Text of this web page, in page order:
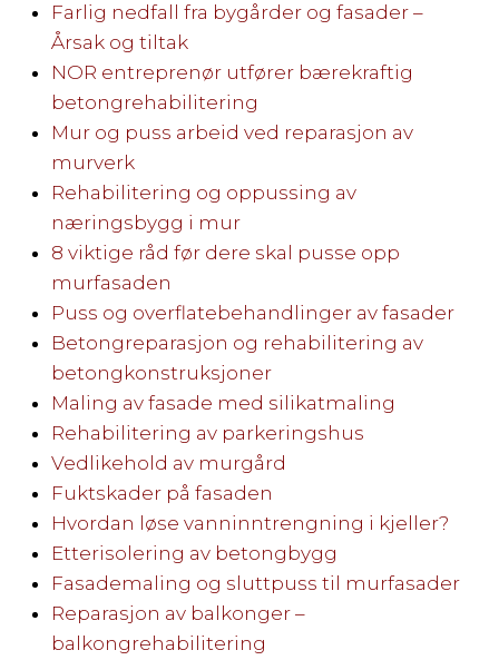
Farlig nedfall fra bygårder og fasader –
Årsak og tiltak
NOR entreprenør utfører bærekraftig
betongrehabilitering
Mur og puss arbeid ved reparasjon av
murverk
Rehabilitering og oppussing av
næringsbygg i mur
8 viktige råd før dere skal pusse opp
murfasaden
Puss og overflatebehandlinger av fasader
Betongreparasjon og rehabilitering av
betongkonstruksjoner
Maling av fasade med silikatmaling
Rehabilitering av parkeringshus
Vedlikehold av murgård
Fuktskader på fasaden
Hvordan løse vanninntrengning i kjeller?
Etterisolering av betongbygg
Fasademaling og sluttpuss til murfasader
Reparasjon av balkonger –
balkongrehabilitering